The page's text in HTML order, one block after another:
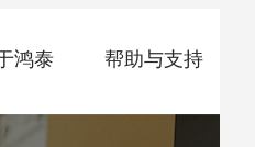
鸿泰 帮助与支持